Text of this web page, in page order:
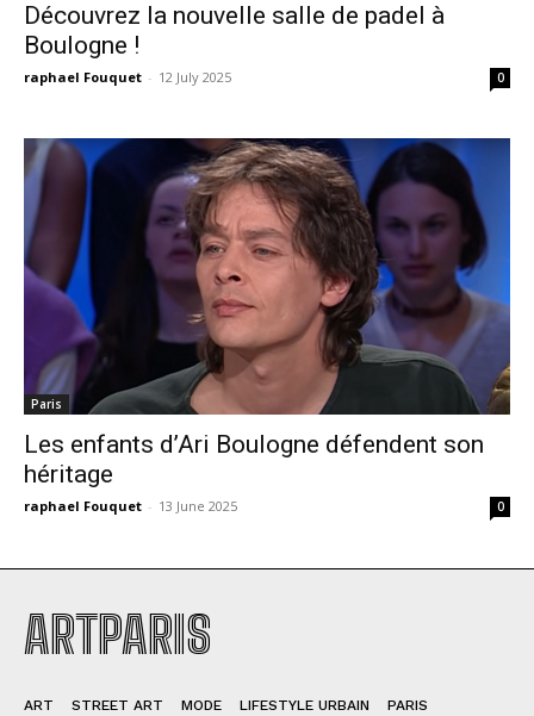
Découvrez la nouvelle salle de padel à
Boulogne !
raphael Fouquet - 12 July 2025 0
Paris
Les enfants d’Ari Boulogne défendent son
héritage
raphael Fouquet - 13 June 2025 0
ARTPARIS
ART STREET ART MODE LIFESTYLE URBAIN PARIS